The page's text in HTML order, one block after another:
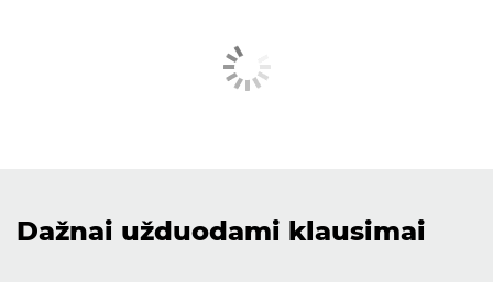
Dažnai užduodami klausimai